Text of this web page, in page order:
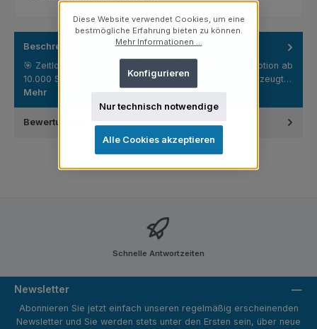
Beschreibung
🎯 Zeitloser Look trifft funktionales Design – mit Farboption ab
10.000 Stück Die Aufträgerspitze V24-20 in Weiß überzeugt…
Mehr
Bewertungen
Schnelle Antwortzeiten
Newsletter
Abonnieren Sie jetzt einfach unseren regelmäßig erscheinenden
Newsletter und Sie werden stets unter den Ersten sein, über neue
Diese Website verwendet Cookies, um eine
bestmögliche Erfahrung bieten zu können.
Mehr Informationen ...
Nur technisch notwendige
Konfigurieren
Alle Cookies akzeptieren